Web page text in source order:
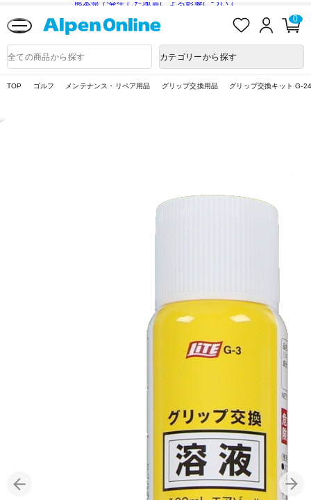
熊本県で発生した地震による影響について
入
ロ
ン
0
品
検
カテゴリーから探す
TOP ゴルフ メンテナンス・リペア用品 グリップ交換用品 グリップ交換キット G-